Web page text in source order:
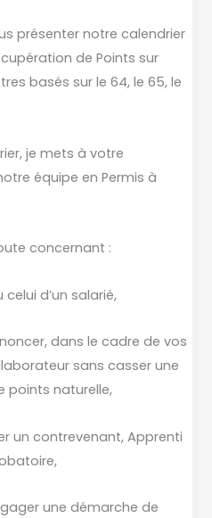
présenter notre calendrier
de Points sur
basés sur le 64, le 65, le
je mets à votre
équipe en Permis à
concernant :
d’un salarié,
dans le cadre de vos
sans casser une
points naturelle,
un contrevenant, Apprenti
une démarche de